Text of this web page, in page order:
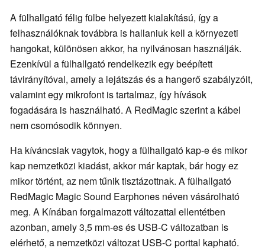
A fülhallgató félig fülbe helyezett kialakítású, így a
felhasználóknak továbbra is hallaniuk kell a környezeti
hangokat, különösen akkor, ha nyilvánosan használják.
Ezenkívül a fülhallgató rendelkezik egy beépített
távirányítóval, amely a lejátszás és a hangerő szabályzóit,
valamint egy mikrofont is tartalmaz, így hívások
fogadására is használható. A RedMagic szerint a kábel
nem csomósodik könnyen.
Ha kíváncsiak vagytok, hogy a fülhallgató kap-e és mikor
kap nemzetközi kiadást, akkor már kaptak, bár hogy ez
mikor történt, az nem tűnik tisztázottnak. A fülhallgató
RedMagic Magic Sound Earphones néven vásárolható
meg. A Kínában forgalmazott változattal ellentétben
azonban, amely 3,5 mm-es és USB-C változatban is
elérhető, a nemzetközi változat USB-C porttal kapható.